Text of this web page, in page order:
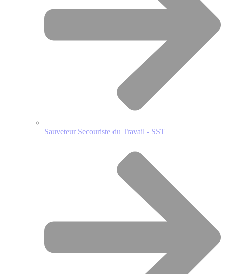
Sauveteur Secouriste du Travail - SST